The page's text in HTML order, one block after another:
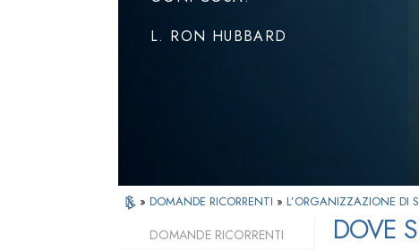
L. RON HUBBARD
» DOMANDE RICORRENTI » L’ORGANIZZAZIONE DI
DOVE
DOMANDE RICORRENTI